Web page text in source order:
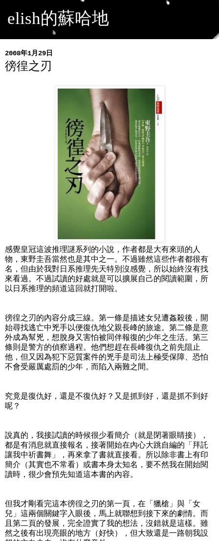
elish的蘇哈地
2008年1月29日
徬徨之刃
感覺皇冠這波推理謎系列的小說，作者都是大有來頭的人
物，東野圭吾當然也是其中之一。不過雖然這些作者都很有
名，但由於我對日系推理先天特別沒感覺，所以始終沒有找
來看過。不過試讀的好處就是可以擴展自己的閱讀範圍，所
以日系推理的頻道這回就打開啦。
徬徨之刃的內容分成三線。第一條是描述女兒遭姦殺後，開
始尋找逃亡中兇手以便復仇地父親長峰的旅途。第二條是意
外成為幫兇，想脫身又害怕被同伴報復的少年之生活。第三
條則是警方的偵察過程。他們想趕在長峰復仇之前先阻止
他，但又因為犯下惡質案件的兇手是司法上極受保障、恐怕
不會受嚴厲處罰的少年，而陷入兩難之間。
究竟是復仇好，還是不復仇好？又是抓到好，還是抓不到好
呢？
說真的，我接試讀的時候很少看簡介（就是閉著眼睛接），
都是有消息就直接報名，接著開始在內心大跳自編的「拜託
讓我中祈書舞」，再來拿了書就直接看。所以除非書上有印
簡介（其實也不常看）或書本身太知名，要不然我在開始閱
讀時，很少會預先知道這本書的內容。
但我才剛看完這本徬徨之刃的第一頁，在「獵槍」與「女
兒」這兩個關鍵字入眼後，馬上就聯想到接下來的劇情。而
且第二頁的發展，完全證實了我的想法，沒錯就是這樣。雖
然之後有出現亮眼的地方（好快），但大致還是一路朝我設